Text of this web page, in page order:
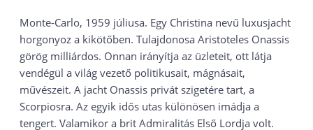
Monte-Carlo, 1959 júliusa. Egy Christina nevű luxusjacht
horgonyoz a kikötőben. Tulajdonosa Aristoteles Onassis
görög milliárdos. Onnan irányítja az üzleteit, ott látja
vendégül a világ vezető politikusait, mágnásait,
művészeit. A jacht Onassis privát szigetére tart, a
Scorpiosra. Az egyik idős utas különösen imádja a
tengert. Valamikor a brit Admiralitás Első Lordja volt.